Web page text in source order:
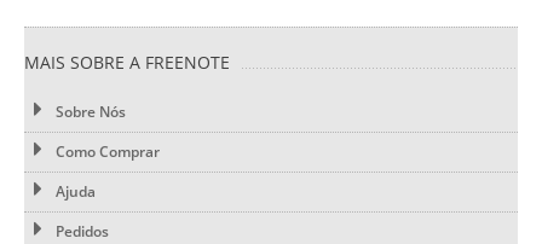
MAIS SOBRE A FREENOTE
Sobre Nós
Como Comprar
Ajuda
Pedidos